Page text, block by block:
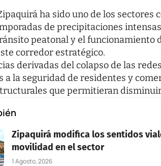
ha sido uno de los
de precipitaciones
peatonal y el funcionamiento
corredor estratégico.
derivadas del colapso de las
a la seguridad de residentes y
que permitieran
Zipaquirá modifica los sentidos
movilidad en el sector
1 Agosto, 2026